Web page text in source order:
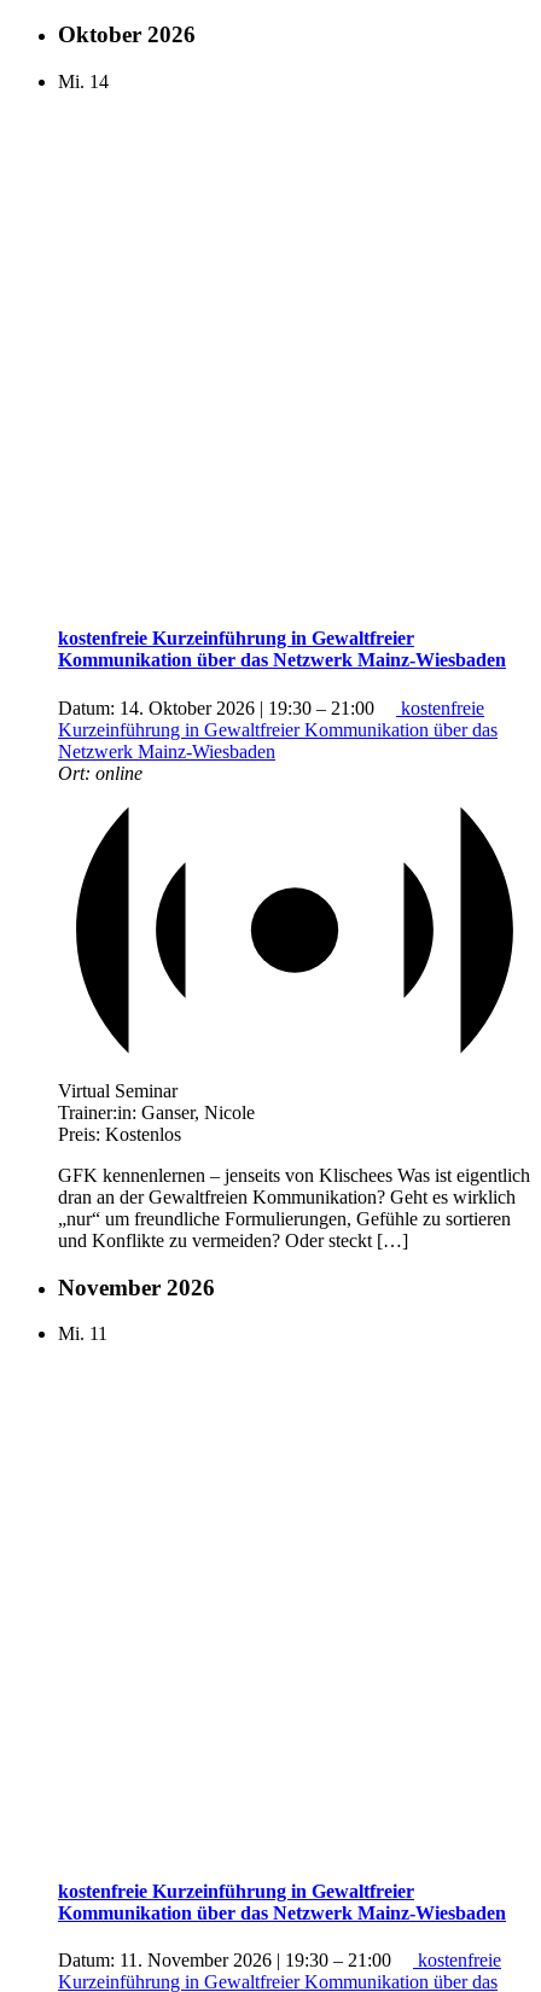
Oktober 2026
Mi. 14
kostenfreie Kurzeinführung in Gewaltfreier
Kommunikation über das Netzwerk Mainz-Wiesbaden
Datum: 14. Oktober 2026 | 19:30 – 21:00
kostenfreie
Kurzeinführung in Gewaltfreier Kommunikation über das
Netzwerk Mainz-Wiesbaden
Ort: online
Virtual Seminar
Trainer:in: Ganser, Nicole
Preis: Kostenlos
GFK kennenlernen – jenseits von Klischees Was ist eigentlich
dran an der Gewaltfreien Kommunikation? Geht es wirklich
„nur“ um freundliche Formulierungen, Gefühle zu sortieren
und Konflikte zu vermeiden? Oder steckt […]
November 2026
Mi. 11
kostenfreie Kurzeinführung in Gewaltfreier
Kommunikation über das Netzwerk Mainz-Wiesbaden
Datum: 11. November 2026 | 19:30 – 21:00
kostenfreie
Kurzeinführung in Gewaltfreier Kommunikation über das